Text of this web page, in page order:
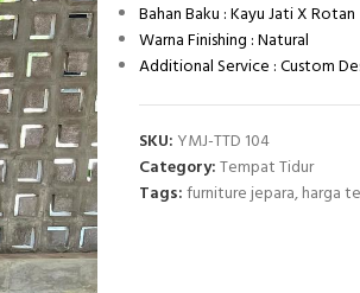
Bahan Baku : Kayu Jati X Rotan
Warna Finishing : Natural
Additional Service : Custom
SKU: YMJ-TTD 104
Category:Tempat Tidur
Tags:furniture jepara,harga